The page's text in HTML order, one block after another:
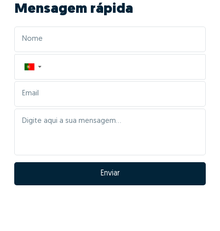
Mensagem rápida
▼
Enviar